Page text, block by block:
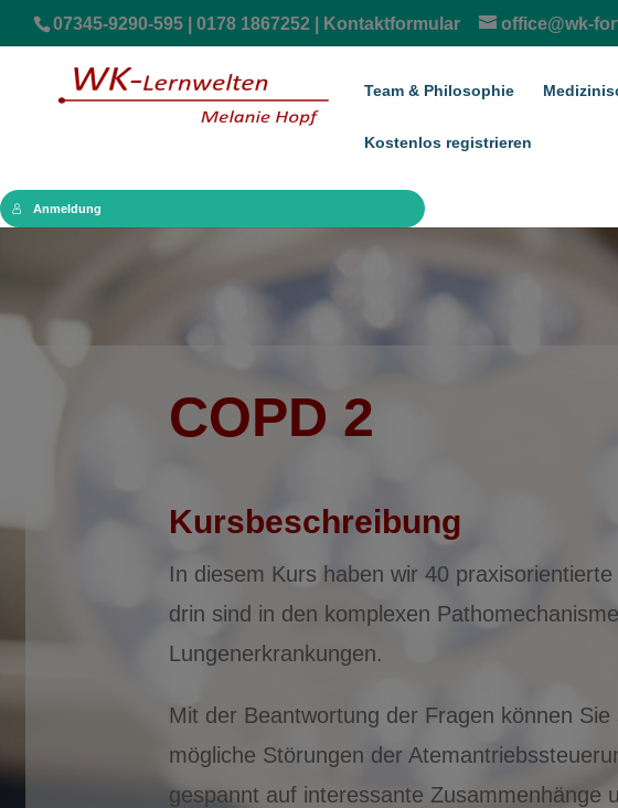
07345-9290-595 | 0178 1867252 | Kontaktformular office@wk-
Team & Philosophie
Kostenlos registrieren
Anmeldung
COPD 2
Kursbeschreibung
In diesem Kurs haben wir 40
drin sind in den komplexen
Lungenerkrankungen.
Mit der Beantwortung der Fragen können
mögliche Störungen der
gespannt auf interessante Zusammenhänge